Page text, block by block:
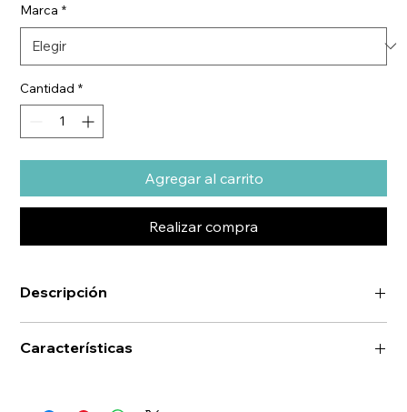
Marca *
Cantidad *
Agregar al carrito
Realizar compra
Descripción
Características